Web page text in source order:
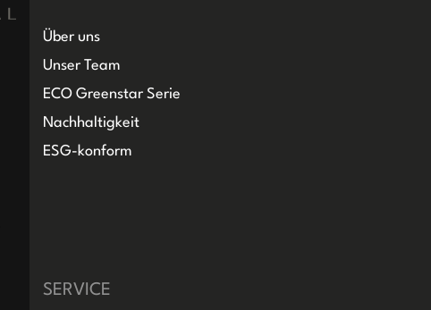
Über uns
Unser Team
ECO Greenstar Serie
Nachhaltigkeit
ESG-konform
SERVICE